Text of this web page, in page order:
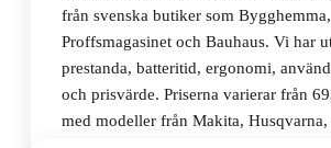
från svenska butiker som Bygghemma,
Proffsmagasinet och Bauhaus. Vi har
prestanda, batteritid, ergonomi,
och prisvärde. Priserna varierar från
med modeller från Makita, Husqvarna,